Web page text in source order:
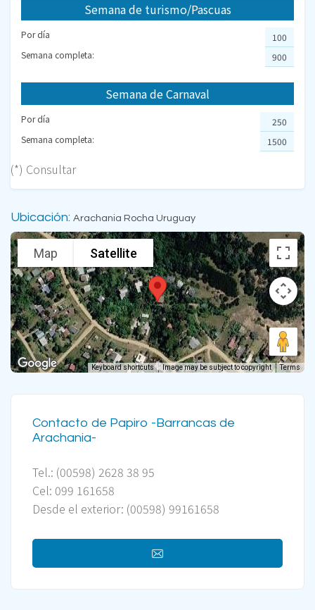
Semana de turismo/Pascuas
Por día
Semana completa:
100
900
Semana de Carnaval
Por día
Semana completa:
250
1500
(*) Consultar
Ubicación: Arachania Rocha Uruguay
Map Satellite
Keyboard shortcuts Image may be subject to copyright Terms
Contacto de Papiro -Barrancas de
Arachania-
Tel.: (00598) 2628 38 95
Cel: 099 161658
Desde el exterior: (00598) 99161658